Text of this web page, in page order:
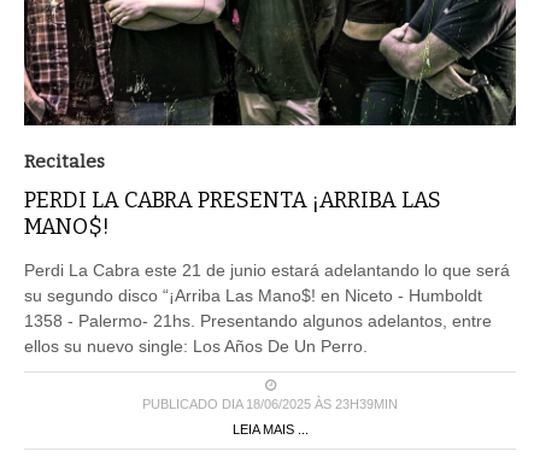
Recitales
PERDI LA CABRA PRESENTA ¡ARRIBA LAS
MANO$!
Perdi La Cabra este 21 de junio estará adelantando lo que será
su segundo disco “¡Arriba Las Mano$! en Niceto - Humboldt
1358 - Palermo- 21hs. Presentando algunos adelantos, entre
ellos su nuevo single: Los Años De Un Perro.
PUBLICADO DIA 18/06/2025 ÀS 23H39MIN
LEIA MAIS ...